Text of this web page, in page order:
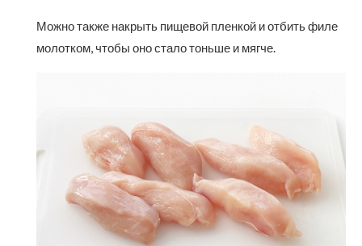
Можно также накрыть пищевой пленкой и отбить филе
молотком, чтобы оно стало тоньше и мягче.